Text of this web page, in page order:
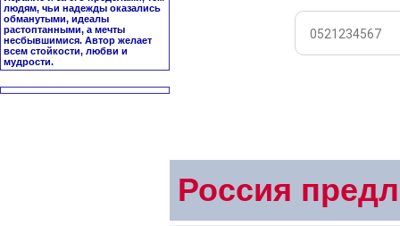
людям, чьи надежды оказались
обманутыми, идеалы
растоптанными, а мечты
несбывшимися. Автор желает
всем стойкости, любви и
мудрости.
Россия